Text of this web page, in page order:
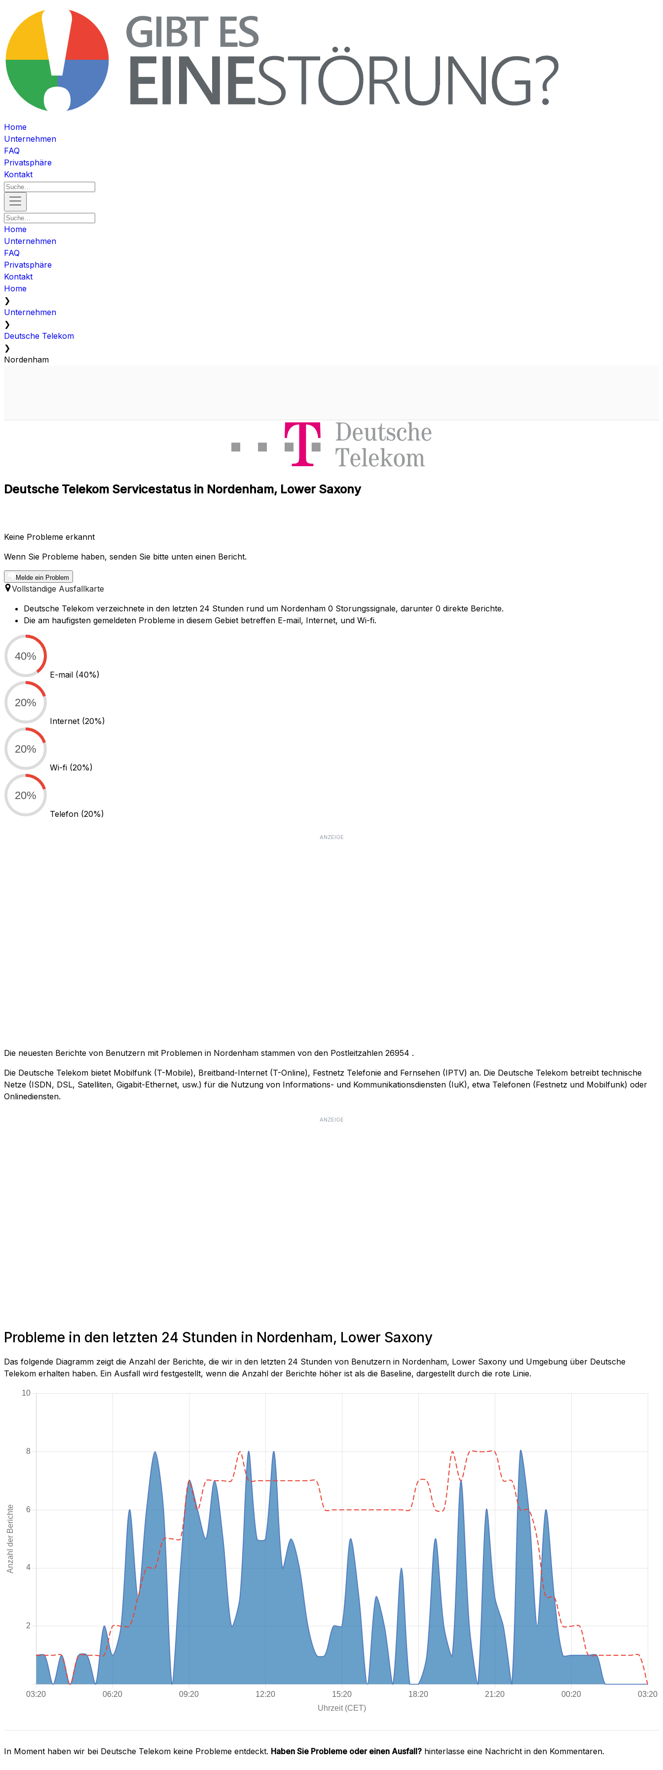
Home
Unternehmen
FAQ
Privatsphäre
Kontakt
Home
Unternehmen
FAQ
Privatsphäre
Kontakt
Home
❯
Unternehmen
❯
Deutsche Telekom
❯
Nordenham
Deutsche Telekom Servicestatus in Nordenham, Lower Saxony
Keine Probleme erkannt
Wenn Sie Probleme haben, senden Sie bitte unten einen Bericht.
Melde ein Problem
Vollständige Ausfallkarte
Deutsche Telekom verzeichnete in den letzten 24 Stunden rund um Nordenham 0 Storungssignale, darunter 0 direkte Berichte.
Die am haufigsten gemeldeten Probleme in diesem Gebiet betreffen E-mail, Internet, und Wi-fi.
40%
E-mail (40%)
20%
Internet (20%)
20%
Wi-fi (20%)
20%
Telefon (20%)
ANZEIGE
Die neuesten Berichte von Benutzern mit Problemen in Nordenham stammen von den Postleitzahlen 26954 .
Die Deutsche Telekom bietet Mobilfunk (T-Mobile), Breitband-Internet (T-Online), Festnetz Telefonie and Fernsehen (IPTV) an. Die Deutsche Telekom betreibt technische
Netze (ISDN, DSL, Satelliten, Gigabit-Ethernet, usw.) für die Nutzung von Informations- und Kommunikationsdiensten (IuK), etwa Telefonen (Festnetz und Mobilfunk) oder
Onlinediensten.
ANZEIGE
Probleme in den letzten 24 Stunden in Nordenham, Lower Saxony
Das folgende Diagramm zeigt die Anzahl der Berichte, die wir in den letzten 24 Stunden von Benutzern in Nordenham, Lower Saxony und Umgebung über Deutsche
Telekom erhalten haben. Ein Ausfall wird festgestellt, wenn die Anzahl der Berichte höher ist als die Baseline, dargestellt durch die rote Linie.
In Moment haben wir bei Deutsche Telekom keine Probleme entdeckt. Haben Sie Probleme oder einen Ausfall? hinterlasse eine Nachricht in den Kommentaren.